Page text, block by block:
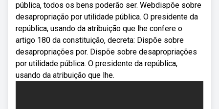
pública, todos os bens poderão ser. Webdispõe sobre
desapropriação por utilidade pública. O presidente da
república, usando da atribuição que lhe confere o
artigo 180 da constituição, decreta: Dispõe sobre
desapropriações por. Dispõe sobre desapropriações
por utilidade pública. O presidente da república,
usando da atribuição que lhe.